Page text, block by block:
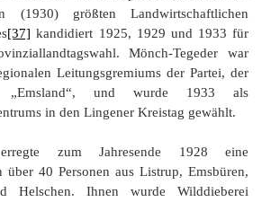
größten Landwirtschaftlichen
[37] kandidiert 1925, 1929 und 1933 für
Mönch-Tegeder war
Leitungsgremiums der Partei, der
„Emsland“, und wurde 1933 als
in den Lingener Kreistag gewählt.
zum Jahresende 1928 eine
über 40 Personen aus Listrup, Emsbüren,
Helschen. Ihnen wurde Wilddieberei